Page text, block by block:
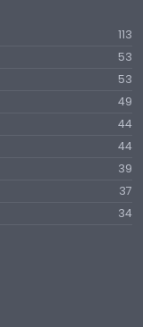
113
53
53
49
44
44
39
37
34